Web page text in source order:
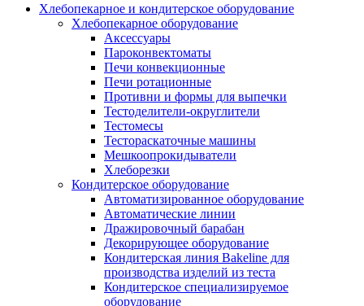
Хлебопекарное и кондитерское оборудование
Хлебопекарное оборудование
Аксессуары
Пароконвектоматы
Печи конвекционные
Печи ротационные
Противни и формы для выпечки
Тестоделители-округлители
Тестомесы
Тестораскаточные машины
Мешкоопрокидыватели
Хлеборезки
Кондитерское оборудование
Автоматизированное оборудование
Автоматические линии
Дражировочный барабан
Декорирующее оборудование
Кондитерская линия Bakeline для
производства изделий из теста
Кондитерское специализируемое
оборудование